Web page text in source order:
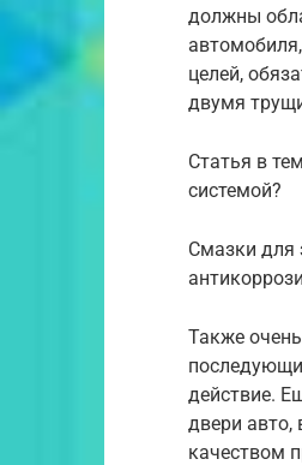
должны
целей,
двумя
Статья в
системой?
Смазки для
Также
действие.
двери авто,
качеством